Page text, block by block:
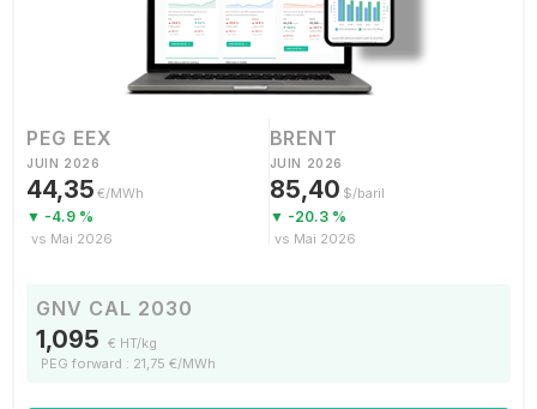
PEG EEX
JUIN 2026
44,35 €/MWh
▼ -4.9 %
vs Mai 2026
BRENT
JUIN 2026
85,40 $/baril
▼ -20.3 %
vs Mai 2026
GNV CAL 2030
1,095 € HT/kg
PEG forward : 21,75 €/MWh